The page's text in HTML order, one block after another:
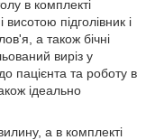
в комплекті
підголівник і
а також бічні
виріз у
пацієнта та роботу в
ідеально
а в комплекті